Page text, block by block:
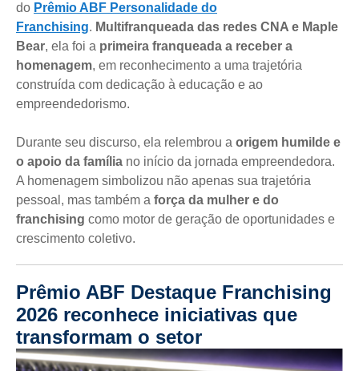
do Prêmio ABF Personalidade do
Franchising. Multifranqueada das redes CNA e Maple
Bear, ela foi a primeira franqueada a receber a
homenagem, em reconhecimento a uma trajetória
construída com dedicação à educação e ao
empreendedorismo.
Durante seu discurso, ela relembrou a origem humilde e
o apoio da família no início da jornada empreendedora.
A homenagem simbolizou não apenas sua trajetória
pessoal, mas também a força da mulher e do
franchising como motor de geração de oportunidades e
crescimento coletivo.
Prêmio ABF Destaque Franchising
2026 reconhece iniciativas que
transformam o setor